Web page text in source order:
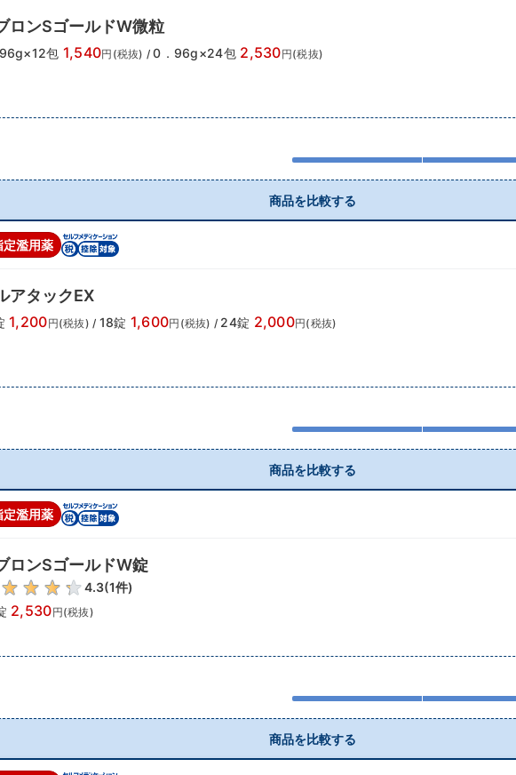
ロンSゴールドW微粒
包 1,540円(税抜) / 0．96g×24包 2,530円(税抜)
商品を比較する
定濫用薬
アタックEX
1,200円(税抜) / 18錠 1,600円(税抜) / 24錠 2,000円(税抜)
商品を比較する
定濫用薬
ロンSゴールドW錠
4.3(1件)
2,530円(税抜)
商品を比較する